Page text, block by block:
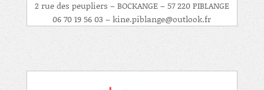
2 rue des peupliers – BOCKANGE – 57 220 PIBLANGE
06 70 19 56 03 – kine.piblange@outlook.fr